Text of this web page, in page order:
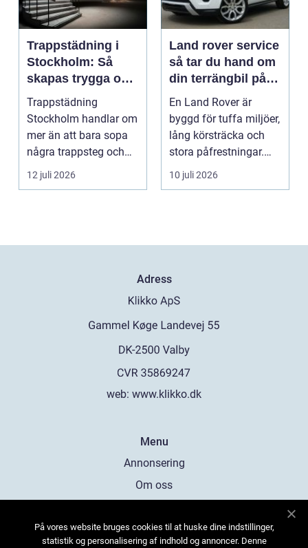
Trappstädning i
Stockholm: Så
skapas trygga och
trivsamma
trapphus
Trappstädning
Stockholm handlar om
mer än att bara sopa
några trappsteg och
torka en...
12 juli 2026
Land rover service
så tar du hand om
din terrängbil på
rätt sätt
En Land Rover är
byggd för tuffa miljöer,
lång körsträcka och
stora påfrestningar.
Samtidigt är det ...
10 juli 2026
Adress
web: www.klikko.dk
Menu
Annonsering
Om oss
Kontakta oss
På vores website bruges cookies til at huske dine indstillinger,
statistik og personalisering af indhold og annoncer. Denne